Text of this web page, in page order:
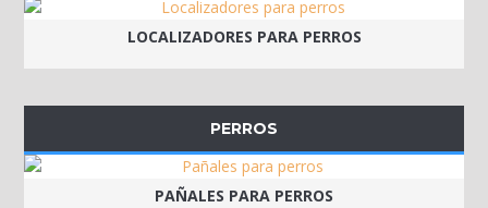
LOCALIZADORES PARA PERROS
PERROS
PAÑALES PARA PERROS